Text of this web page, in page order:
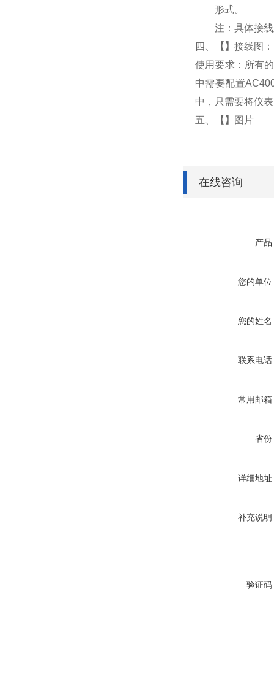
形式。
注：具体接
四、
【 】 接线图
使用要求：所有
中需要配置
中，只需要将仪
五、
【 】 图片
在线咨询
产品
您的单位
您的姓名
联系电话
常用邮箱
省份
详细地址
补充说明
验证码